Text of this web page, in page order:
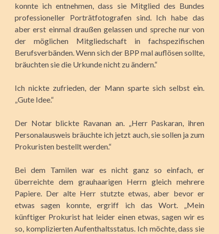
konnte ich entnehmen, dass sie Mitglied des Bundes
professioneller Porträtfotografen sind. Ich habe das
aber erst einmal draußen gelassen und spreche nur von
der möglichen Mitgliedschaft in fachspezifischen
Berufsverbänden. Wenn sich der BPP mal auflösen sollte,
bräuchten sie die Urkunde nicht zu ändern.“
Ich nickte zufrieden, der Mann sparte sich selbst ein.
„Gute Idee.“
Der Notar blickte Ravanan an. „Herr Paskaran, ihren
Personalausweis bräuchte ich jetzt auch, sie sollen ja zum
Prokuristen bestellt werden.“
Bei dem Tamilen war es nicht ganz so einfach, er
überreichte dem grauhaarigen Herrn gleich mehrere
Papiere. Der alte Herr stutzte etwas, aber bevor er
etwas sagen konnte, ergriff ich das Wort. „Mein
künftiger Prokurist hat leider einen etwas, sagen wir es
so, komplizierten Aufenthaltsstatus. Ich möchte, dass sie